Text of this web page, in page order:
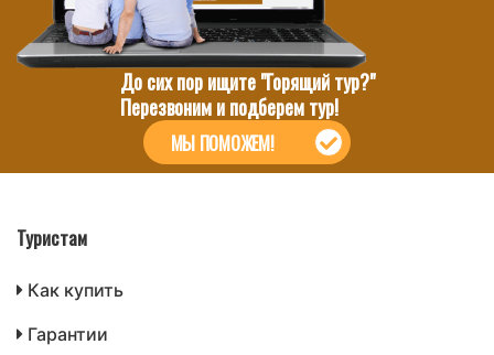
До сих пор ищите "Горящий тур?"
Перезвоним и подберем тур!
МЫ ПОМОЖЕМ!
Туристам
Как купить
Гарантии